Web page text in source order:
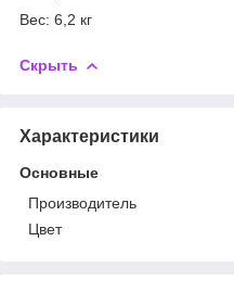
Вес: 6,2 кг
Скрыть
Характеристики
Основные
Производитель
Цвет